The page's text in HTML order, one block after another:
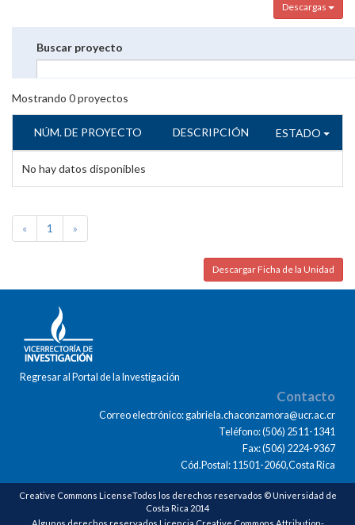
Descargas
Buscar proyecto
Mostrando 0proyectos
NÚM. DE PROYECTO DESCRIPCIÓN ESTADO
No hay datos disponibles
« 1 »
Descargar Ficha de la Unidad
Regresar al Portal de la Investigación
Contacto
Correo electrónico: gabriela.chaconzamora@ucr.ac.cr
Teléfono: (506) 2511-1341
Fax: (506) 2224-9367
Cód.Postal: 11501-2060,Costa Rica
Creative Commons LicenseTodos los derechos reservados © Universidad de
Costa Rica 2014